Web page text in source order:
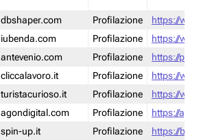
dbshaper.com Profilazione
https://
iubenda.com Profilazione
https://
antevenio.com Profilazione
https://
cliccalavoro.it Profilazione
https://
turistacurioso.it Profilazione
https://
agondigital.com Profilazione
https://
spin-up.it Profilazione https://